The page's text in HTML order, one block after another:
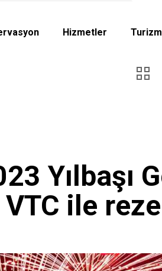
Hizmetler Turizm
Yılbaşı
ile